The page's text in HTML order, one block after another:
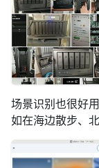
场景识别也很好
如在海边散步、